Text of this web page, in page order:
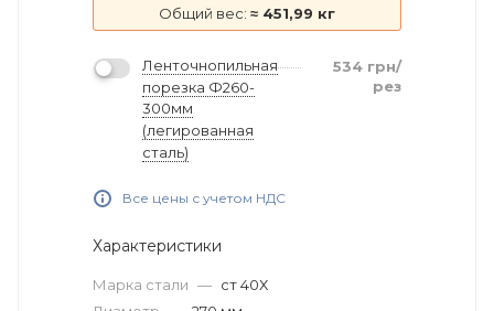
Общий вес: ≈ 451,99 кг
Ленточнопильная
порезка Ф260-
300мм
(легированная
сталь)
534 грн/
рез
Все цены с учетом НДС
Характеристики
Марка стали — ст 40Х